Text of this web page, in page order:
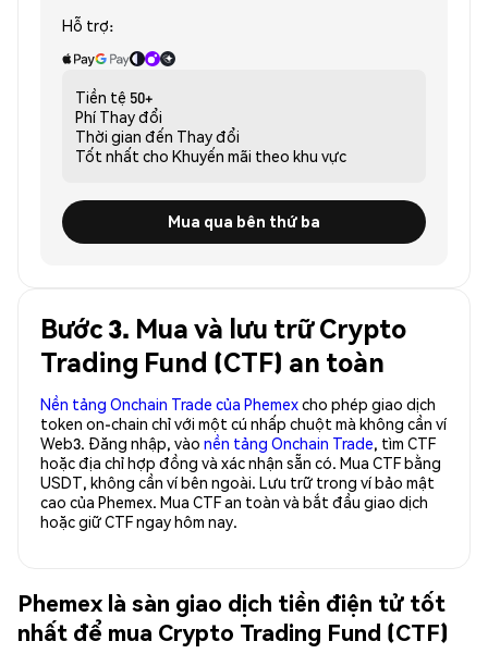
Hỗ trợ:
Tiền tệ 50+
Phí Thay đổi
Thời gian đến Thay đổi
Tốt nhất cho Khuyến mãi theo khu vực
Mua qua bên thứ ba
Bước 3. Mua và lưu trữ Crypto
Trading Fund (CTF) an toàn
Nền tảng Onchain Trade của Phemexcho phép giao dịch
token on-chain chỉ với một cú nhấp chuột mà không cần ví
Web3. Đăng nhập, vào nền tảng Onchain Trade, tìm CTF
hoặc địa chỉ hợp đồng và xác nhận sẵn có. Mua CTF bằng
USDT, không cần ví bên ngoài. Lưu trữ trong ví bảo mật
cao của Phemex. Mua CTF an toàn và bắt đầu giao dịch
hoặc giữ CTF ngay hôm nay.
Phemex là sàn giao dịch tiền điện tử tốt
nhất để mua Crypto Trading Fund (CTF)